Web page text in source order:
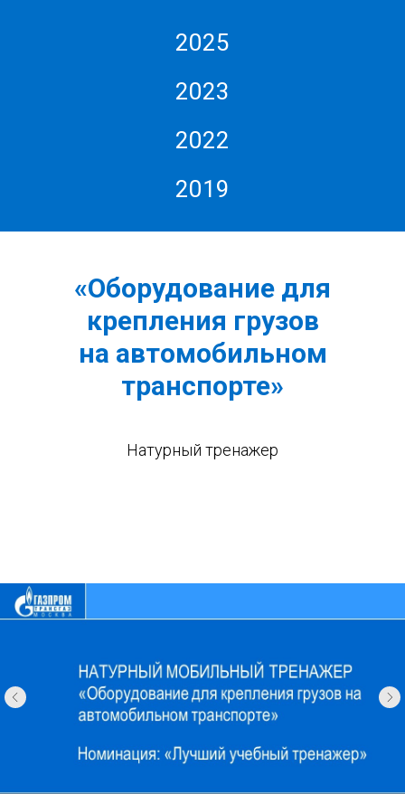
2025
2023
2022
2019
«Оборудование для
крепления грузов
на автомобильном
транспорте»
Натурный тренажер